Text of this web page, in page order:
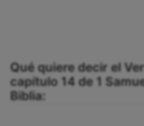
Qué quiere decir el
capítulo 14 de 1
Biblia: